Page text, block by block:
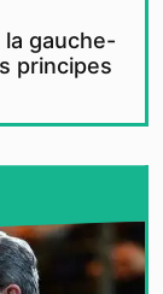
gauche-
principes